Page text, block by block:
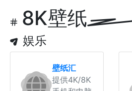
8K壁纸
娱乐
壁纸汇
提供4K/8K